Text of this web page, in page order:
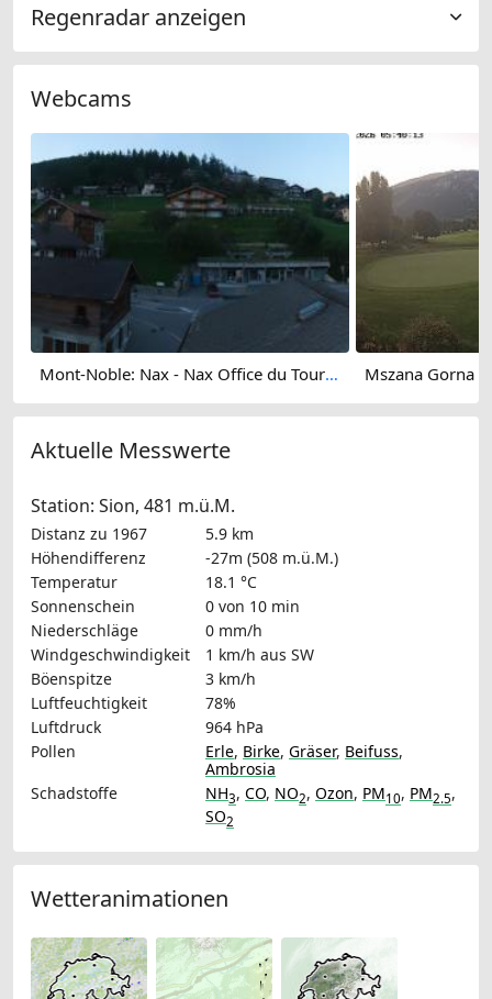
Regenradar anzeigen
Webcams
Mont-Noble: Nax - Nax Office du Tourisme
Aktuelle Messwerte
Station: Sion, 481 m.ü.M.
Distanz zu 1967
5.9 km
Höhendifferenz
-27m (508 m.ü.M.)
Temperatur
18.1 °C
Sonnenschein
0 von 10 min
Niederschläge
0 mm/h
Windgeschwindigkeit
1 km/h aus SW
Böenspitze
3 km/h
Luftfeuchtigkeit
78%
Luftdruck
964 hPa
Pollen
Erle, Birke, Gräser, Beifuss,
Ambrosia
Schadstoffe
NH3, CO, NO2, Ozon, PM10, PM2.5,
SO2
Wetteranimationen